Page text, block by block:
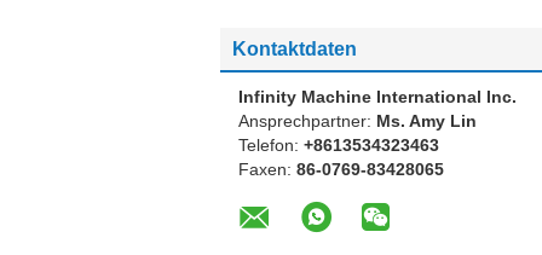
Kontaktdaten
Infinity Machine International Inc.
Ansprechpartner: Ms. Amy Lin
Telefon: +8613534323463
Faxen: 86-0769-83428065